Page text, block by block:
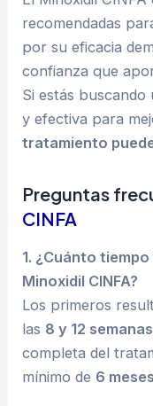
recomendadas
por su eficacia
confianza que
Si estás buscando
y efectiva para
tratamiento
Preguntas
CINFA
1. ¿Cuánto
Minoxidil CINFA?
Los primeros
las 8 y 12 semanas
completa del
mínimo de 6 meses